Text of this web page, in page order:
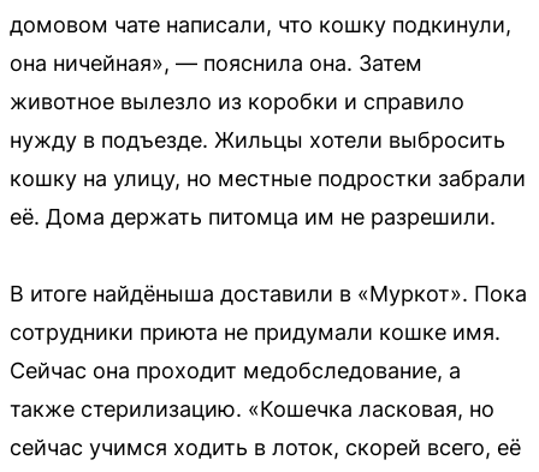
домовом чате написали, что кошку подкинули,
она ничейная», — пояснила она. Затем
животное вылезло из коробки и справило
нужду в подъезде. Жильцы хотели выбросить
кошку на улицу, но местные подростки забрали
её. Дома держать питомца им не разрешили.
В итоге найдёныша доставили в «Муркот». Пока
сотрудники приюта не придумали кошке имя.
Сейчас она проходит медобследование, а
также стерилизацию. «Кошечка ласковая, но
сейчас учимся ходить в лоток, скорей всего, её